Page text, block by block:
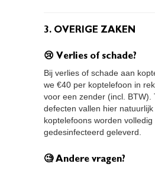
3. OVERIGE ZAKEN
😢 Verlies of schade?
Bij verlies of schade aan
we €40 per koptelefoon in
voor een zender (incl. BTW).
defecten vallen hier
koptelefoons worden
gedesinfecteerd geleverd.
🧐 Andere vragen?